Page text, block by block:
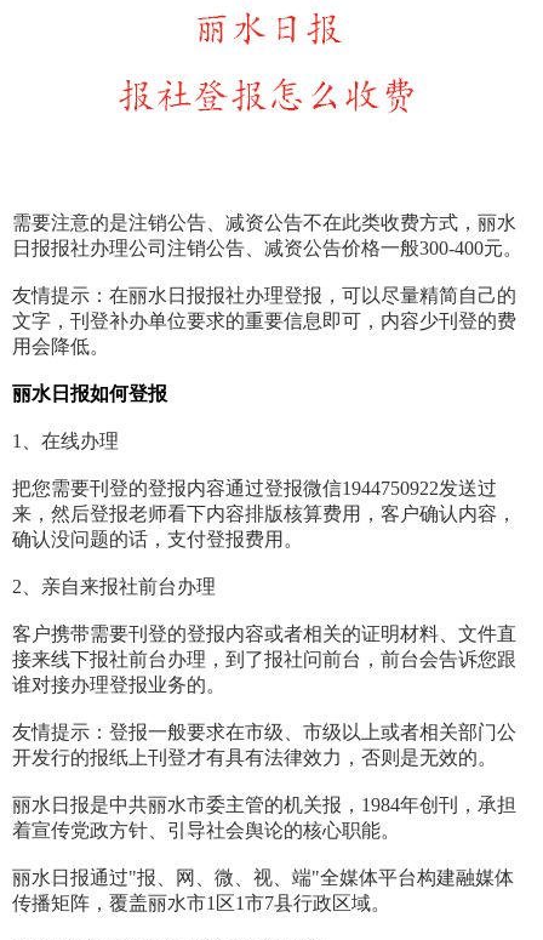
需要注意的是注销公告、减资公告不在此类收费方式，丽水
日报报社办理公司注销公告、减资公告价格一般300-400元。
友情提示：在丽水日报报社办理登报，可以尽量精简自己的
文字，刊登补办单位要求的重要信息即可，内容少刊登的费
用会降低。
丽水日报如何登报
1、在线办理
把您需要刊登的登报内容通过登报微信1944750922发送过
来，然后登报老师看下内容排版核算费用，客户确认内容，
确认没问题的话，支付登报费用。
2、亲自来报社前台办理
客户携带需要刊登的登报内容或者相关的证明材料、文件直
接来线下报社前台办理，到了报社问前台，前台会告诉您跟
谁对接办理登报业务的。
友情提示：登报一般要求在市级、市级以上或者相关部门公
开发行的报纸上刊登才有具有法律效力，否则是无效的。
丽水日报是中共丽水市委主管的机关报，1984年创刊，承担
着宣传党政方针、引导社会舆论的核心职能。
丽水日报通过"报、网、微、视、端"全媒体平台构建融媒体
传播矩阵，覆盖丽水市1区1市7县行政区域。